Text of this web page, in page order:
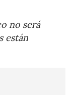
no será
están